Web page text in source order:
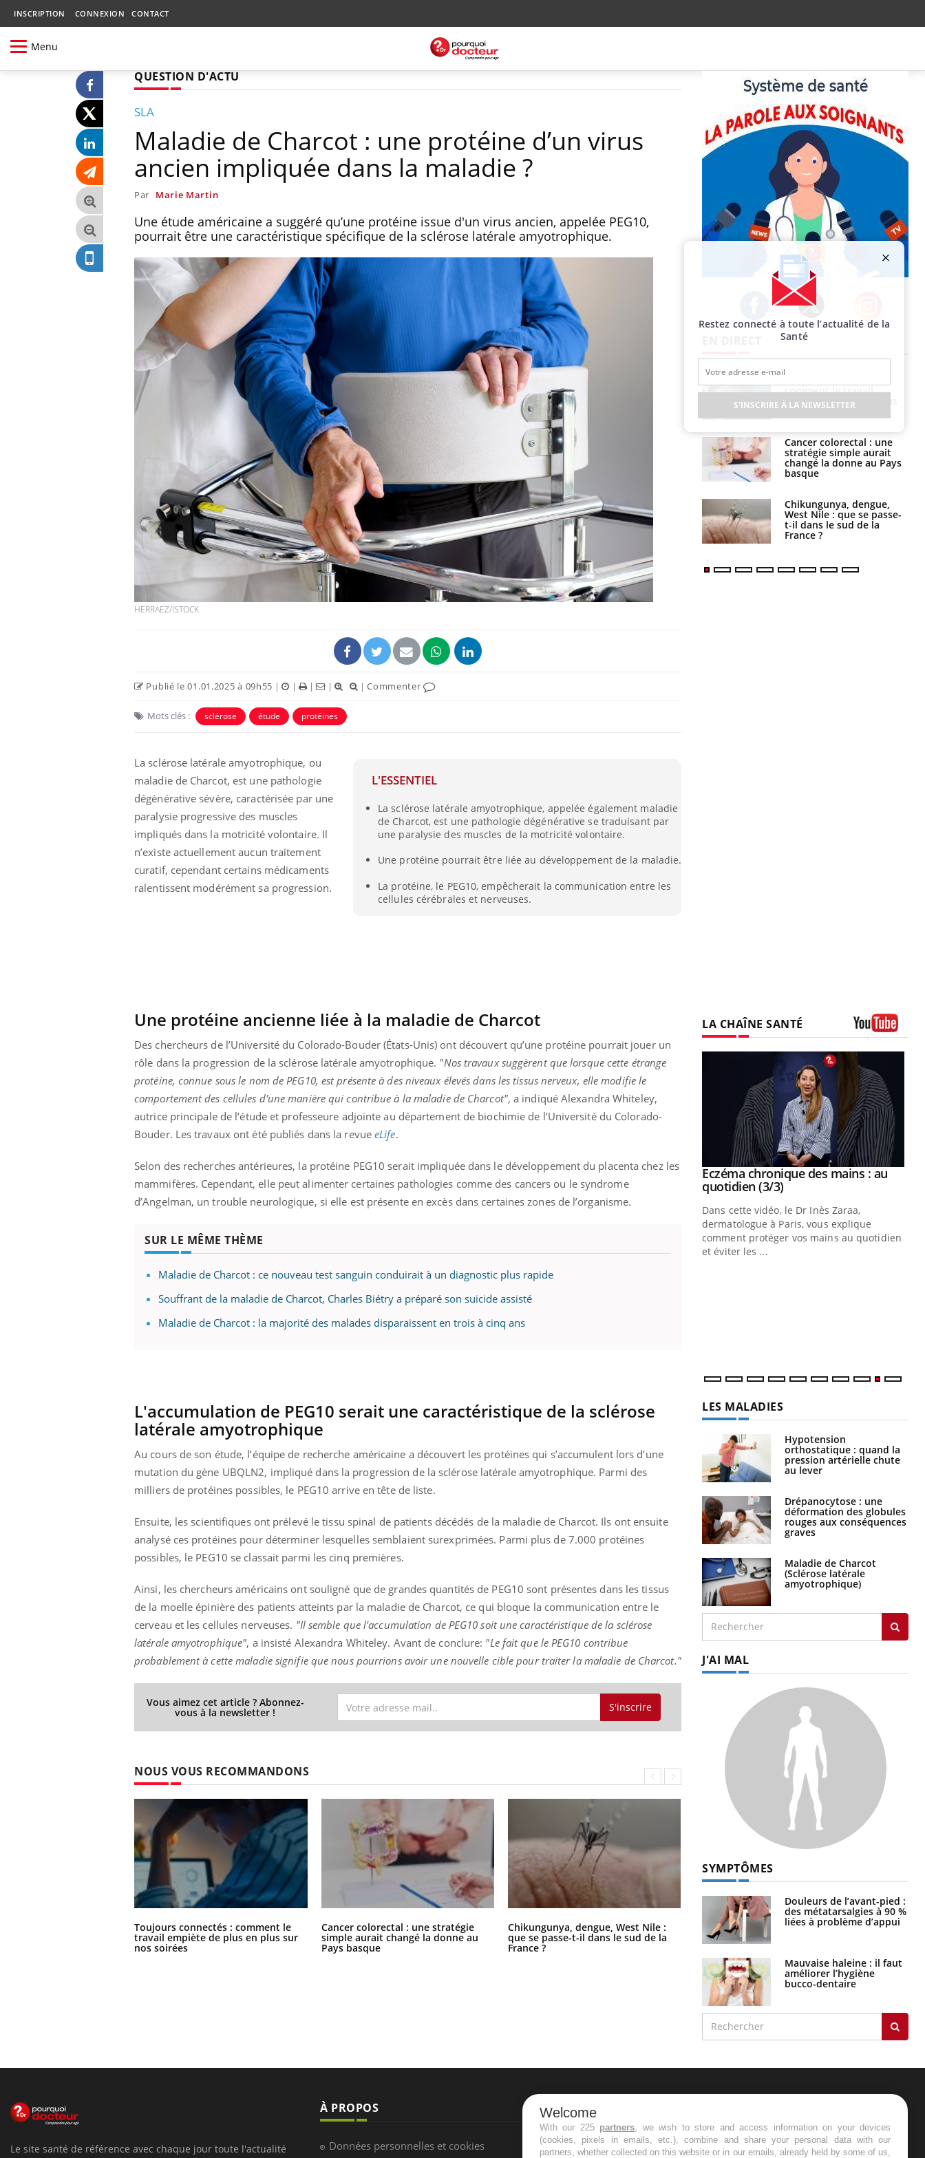
INSCRIPTION CONNEXION CONTACT
Menu
QUESTION D'ACTU
SLA
Maladie de Charcot : une protéine d’un virus
ancien impliquée dans la maladie ?
Par Marie Martin
Une étude américaine a suggéré qu’une protéine issue d'un virus ancien, appelée PEG10,
pourrait être une caractéristique spécifique de la sclérose latérale amyotrophique.
HERRAEZ/ISTOCK
Publié le 01.01.2025 à 09h55 | | | | |Commenter
Mots clés : sclérose étude protéines
L'ESSENTIEL
La sclérose latérale amyotrophique, appelée également maladie
de Charcot, est une pathologie dégénérative se traduisant par
une paralysie des muscles de la motricité volontaire.
Une protéine pourrait être liée au développement de la maladie.
La protéine, le PEG10, empêcherait la communication entre les
cellules cérébrales et nerveuses.
La sclérose latérale amyotrophique, ou
maladie de Charcot, est une pathologie
dégénérative sévère, caractérisée par une
paralysie progressive des muscles
impliqués dans la motricité volontaire. Il
n’existe actuellement aucun traitement
curatif, cependant certains médicaments
ralentissent modérément sa progression.
Une protéine ancienne liée à la maladie de Charcot
Des chercheurs de l’Université du Colorado-Bouder (États-Unis) ont découvert qu’une protéine pourrait jouer un
rôle dans la progression de la sclérose latérale amyotrophique. "Nos travaux suggèrent que lorsque cette étrange
protéine, connue sous le nom de PEG10, est présente à des niveaux élevés dans les tissus nerveux, elle modifie le
comportement des cellules d'une manière qui contribue à la maladie de Charcot", a indiqué Alexandra Whiteley,
autrice principale de l’étude et professeure adjointe au département de biochimie de l’Université du Colorado-
Bouder. Les travaux ont été publiés dans la revueeLife.
Selon des recherches antérieures, la protéine PEG10 serait impliquée dans le développement du placenta chez les
mammifères. Cependant, elle peut alimenter certaines pathologies comme des cancers ou le syndrome
d’Angelman, un trouble neurologique, si elle est présente en excès dans certaines zones de l’organisme.
SUR LE MÊME THÈME
Maladie de Charcot : ce nouveau test sanguin conduirait à un diagnostic plus rapide
Souffrant de la maladie de Charcot, Charles Biétry a préparé son suicide assisté
Maladie de Charcot : la majorité des malades disparaissent en trois à cinq ans
L'accumulation de PEG10 serait une caractéristique de la sclérose
latérale amyotrophique
Au cours de son étude, l’équipe de recherche américaine a découvert les protéines qui s’accumulent lors d’une
mutation du gène UBQLN2, impliqué dans la progression de la sclérose latérale amyotrophique. Parmi des
milliers de protéines possibles, le PEG10 arrive en tête de liste.
Ensuite, les scientifiques ont prélevé le tissu spinal de patients décédés de la maladie de Charcot. Ils ont ensuite
analysé ces protéines pour déterminer lesquelles semblaient surexprimées. Parmi plus de 7.000 protéines
possibles, le PEG10 se classait parmi les cinq premières.
Ainsi, les chercheurs américains ont souligné que de grandes quantités de PEG10 sont présentes dans les tissus
de la moelle épinière des patients atteints par la maladie de Charcot, ce qui bloque la communication entre le
cerveau et les cellules nerveuses. "Il semble que l'accumulation de PEG10 soit une caractéristique de la sclérose
latérale amyotrophique", a insisté Alexandra Whiteley. Avant de conclure: "Le fait que le PEG10 contribue
probablement à cette maladie signifie que nous pourrions avoir une nouvelle cible pour traiter la maladie de Charcot."
Vous aimez cet article ? Abonnez-
vous à la newsletter ! S'inscrire
NOUS VOUS RECOMMANDONS
Toujours connectés : comment le
travail empiète de plus en plus sur
nos soirées
Cancer colorectal : une stratégie
simple aurait changé la donne au
Pays basque
Chikungunya, dengue, West Nile :
que se passe-t-il dans le sud de la
France ?
Les médicaments GLP-1 protègent-
ils aussi les os ?
Facebook Twitter Instagram
comment le travail
empiète de plus en plus
sur nos soirées
Cancer colorectal : une
stratégie simple aurait
changé la donne au Pays
basque
Chikungunya, dengue,
West Nile : que se passe-
t-il dans le sud de la
France ?
LA CHAÎNE SANTÉ
Un « jumeau numérique » pour
faciliter l’accès à la médecine
préventiveYoutube
mutualiste innove en matière de bilan de
santé : l'utilisation d'un « jumeau
Youtube
COUP DE FOOD sur le diabèteYoutube
Coup de food sur le diabète, c'est votre
nouveau rendez-vous culinaire qui
Youtube
Quand l’entreprise mise sur le bien
être globalYoutube
"Les rendez-vous de la santé et de la
directeur ...
Youtube
Eczéma chronique des mains : au
quotidien (3/3)Youtube
Dans cette vidéo, le Dr Inès Zaraa,
dermatologue à Paris, vous explique
comment protéger vos mains au quotidien
et éviter les ...
LES MALADIES
Hypotension
orthostatique : quand la
pression artérielle chute
au lever
Drépanocytose : une
déformation des globules
rouges aux conséquences
graves
Maladie de Charcot
(Sclérose latérale
amyotrophique)
J'AI MAL
SYMPTÔMES
Douleurs de l’avant-pied :
des métatarsalgies à 90 %
liées à problème d’appui
Mauvaise haleine : il faut
améliorer l’hygiène
bucco-dentaire
Restez connecté à toute l’actualité de la
Santé
S'INSCRIRE À LA NEWSLETTER
Le site santé de référence avec chaque jour toute l'actualité
À PROPOS
Données personnelles et cookies
NEWSLETTER
Recevez toutes les semaines les meilleures
infos santé
Welcome
With our 225 partners, we wish to store and access information on your devices
(cookies, pixels in emails, etc.), combine and share your personal data with our
partners, whether collected on this website or in our emails, already held by some of us,